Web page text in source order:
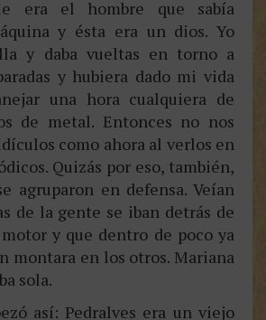
era el hombre que sabía
y ésta era un dios. Yo
y daba vueltas en torno a
y hubiera dado mi vida
una hora cualquiera de
de metal. Entonces no nos
como ahora al verlos en
Quizás por eso, también,
agruparon en defensa. Veían
de la gente se iban detrás de
y que dentro de poco ya
montara en los otros. Mariana
sola.
así: Pedralves era un viejo